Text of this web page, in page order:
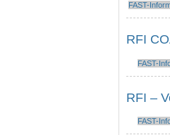
FAST-
RFI
FAST-
RFI –
FAST-